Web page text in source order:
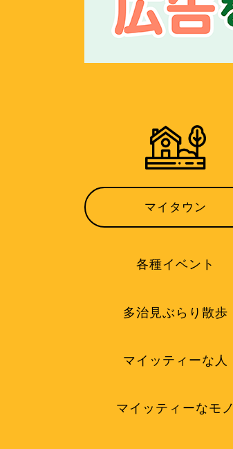
マイタウン
各種イベント
多治見ぶらり散歩
マイッティーな人
マイッティーなモノ